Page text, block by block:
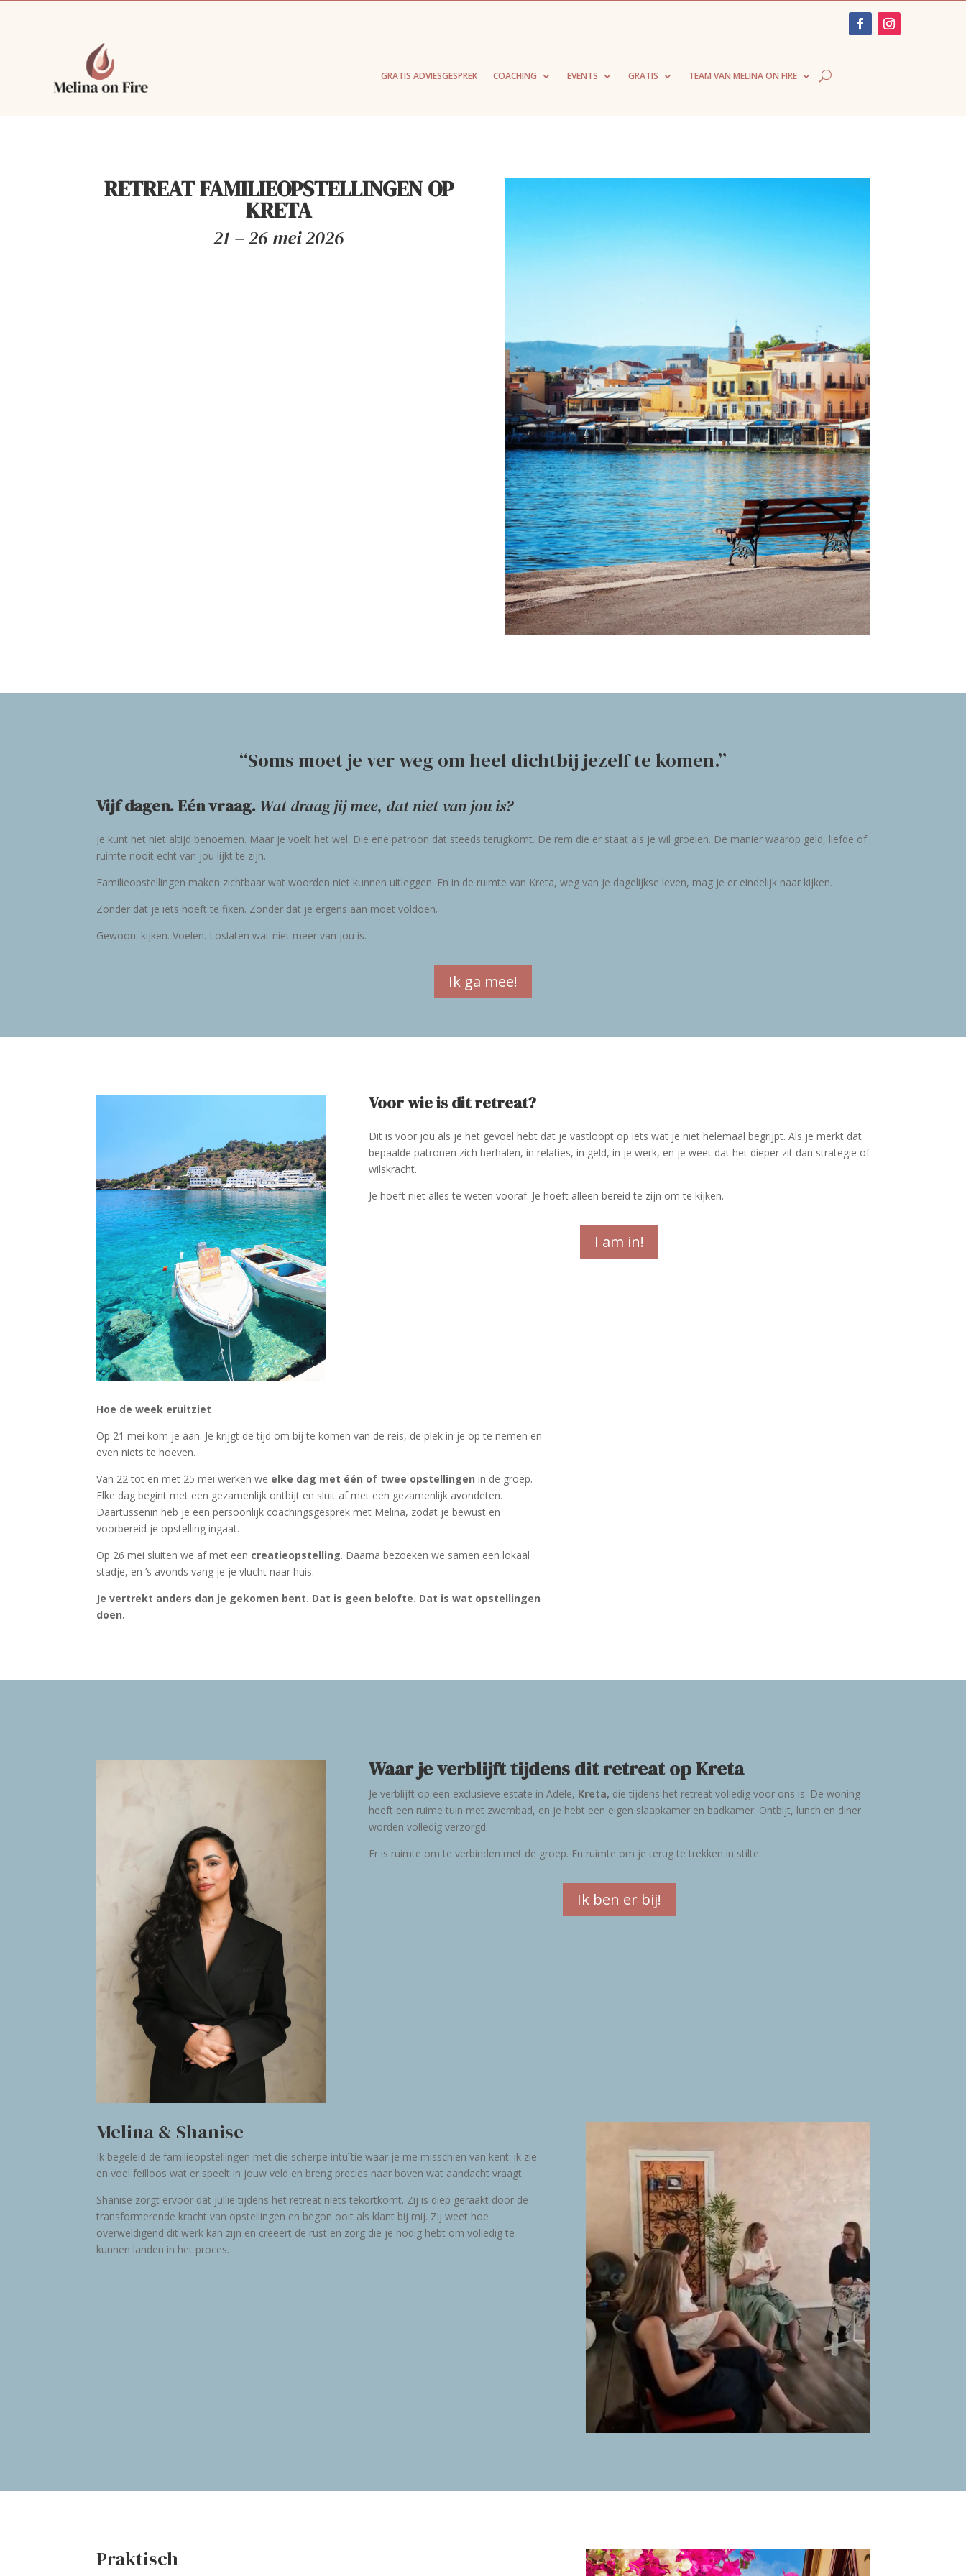
GRATIS ADVIESGESPREK COACHING EVENTS GRATIS TEAM VAN MELINA ON FIRE
RETREAT FAMILIEOPSTELLINGEN OP
KRETA
21 – 26 mei 2026
“Soms moet je ver weg om heel dichtbij jezelf te komen.”
Vijf dagen. Eén vraag. Wat draag jij mee, dat niet van jou is?
Je kunt het niet altijd benoemen. Maar je voelt het wel. Die ene patroon dat steeds terugkomt. De rem die er staat als je wil groeien. De manier waarop geld, liefde of
ruimte nooit echt van jou lijkt te zijn.
Familieopstellingen maken zichtbaar wat woorden niet kunnen uitleggen. En in de ruimte van Kreta, weg van je dagelijkse leven, mag je er eindelijk naar kijken.
Zonder dat je iets hoeft te fixen. Zonder dat je ergens aan moet voldoen.
Gewoon: kijken. Voelen. Loslaten wat niet meer van jou is.
Ik ga mee!
Voor wie is dit retreat?
Dit is voor jou als je het gevoel hebt dat je vastloopt op iets wat je niet helemaal begrijpt. Als je merkt dat
bepaalde patronen zich herhalen, in relaties, in geld, in je werk, en je weet dat het dieper zit dan strategie of
wilskracht.
Je hoeft niet alles te weten vooraf. Je hoeft alleen bereid te zijn om te kijken.
I am in!
Hoe de week eruitziet
Op 21 mei kom je aan. Je krijgt de tijd om bij te komen van de reis, de plek in je op te nemen en
even niets te hoeven.
Van 22 tot en met 25 mei werken we elke dag met één of twee opstellingen in de groep.
Elke dag begint met een gezamenlijk ontbijt en sluit af met een gezamenlijk avondeten.
Daartussenin heb je een persoonlijk coachingsgesprek met Melina, zodat je bewust en
voorbereid je opstelling ingaat.
Op 26 mei sluiten we af met een creatieopstelling. Daarna bezoeken we samen een lokaal
stadje, en ’s avonds vang je je vlucht naar huis.
Je vertrekt anders dan je gekomen bent. Dat is geen belofte. Dat is wat opstellingen
doen.
Waar je verblijft tijdens dit retreat op Kreta
Je verblijft op een exclusieve estate in Adele, Kreta, die tijdens het retreat volledig voor ons is. De woning
heeft een ruime tuin met zwembad, en je hebt een eigen slaapkamer en badkamer. Ontbijt, lunch en diner
worden volledig verzorgd.
Er is ruimte om te verbinden met de groep. En ruimte om je terug te trekken in stilte.
Ik ben er bij!
Melina & Shanise
Ik begeleid de familieopstellingen met die scherpe intuïtie waar je me misschien van kent: ik zie
en voel feilloos wat er speelt in jouw veld en breng precies naar boven wat aandacht vraagt.
Shanise zorgt ervoor dat jullie tijdens het retreat niets tekortkomt. Zij is diep geraakt door de
transformerende kracht van opstellingen en begon ooit als klant bij mij. Zij weet hoe
overweldigend dit werk kan zijn en creëert de rust en zorg die je nodig hebt om volledig te
kunnen landen in het proces.
Praktisch